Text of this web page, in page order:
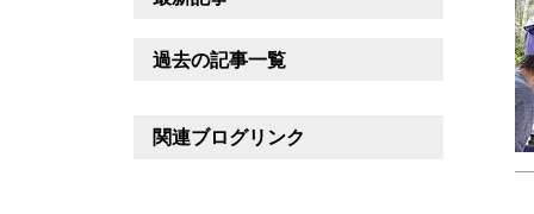
過去の記事一覧
関連ブログリンク